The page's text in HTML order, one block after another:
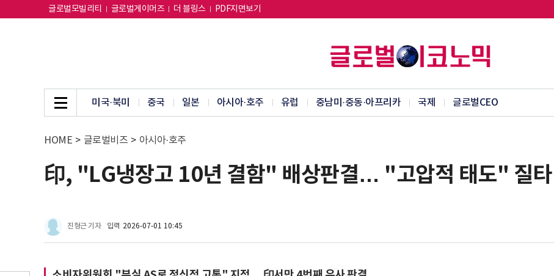
글로벌모빌리티 글로벌게이머즈 더 블링스 PDF지면보기
미국·북미 중국 일본 아시아·호주 유럽 중남미·중동·아프리카 국제 글로벌CEO
HOME > 글로벌비즈 > 아시아·호주
印, "LG냉장고 10년 결함" 배상판결… "고압적 태도" 질타
진형근 기자 입력 2026-07-01 10:45